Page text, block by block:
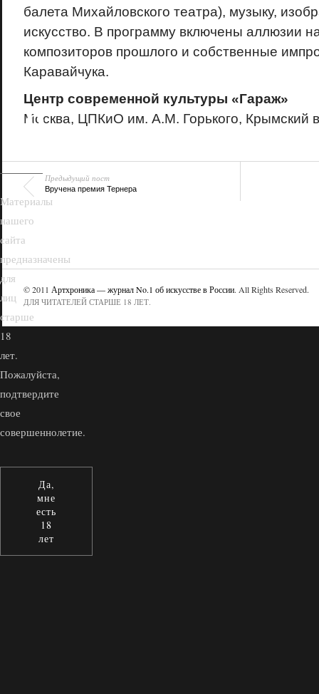
балета Михайловского театра), музыку,
искусство. В программу включены аллюзии
композиторов прошлого и собственные
Каравайчука.
Центр современной культуры «Гараж»
Москва, ЦПКиО им. А.М. Горького, Крымский
Предыдущий пост
Вручена премия Тернера
© 2011 Артхроника — журнал No.1 об искусстве в России. All Rights Reserved.
ДЛЯ ЧИТАТЕЛЕЙ СТАРШЕ 18 ЛЕТ.
18+
Материалы
нашего
сайта
предназначены
для
лиц
старше
18
лет.
Пожалуйста,
подтвердите
свое
совершеннолетие.
Да,
мне
есть
18
лет